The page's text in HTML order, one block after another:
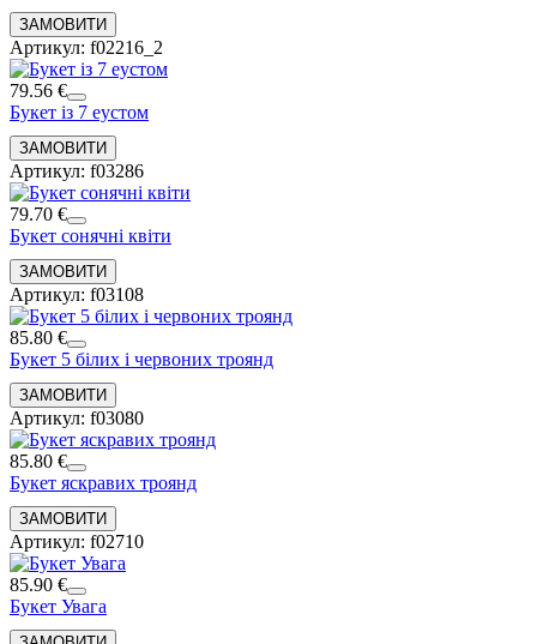
Артикул: f02216_2
79.56 €
Букет із 7 еустом
Артикул: f03286
79.70 €
Букет сонячні квіти
Артикул: f03108
85.80 €
Букет 5 білих і червоних троянд
Артикул: f03080
85.80 €
Букет яскравих троянд
Артикул: f02710
85.90 €
Букет Увага